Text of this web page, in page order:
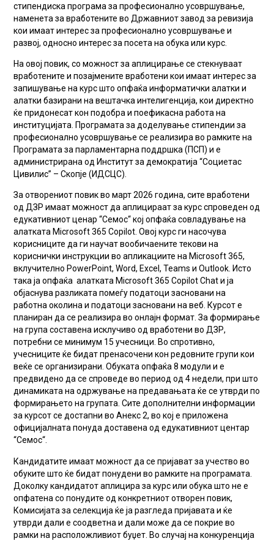
стипендиска програма за професионално усовршување,
наменета за вработените во Државниот завод за ревизија
кои имаат интерес за професионално усовршување и
развој, односно интерес за посета на обука или курс.
На овој повик, со можност за аплицирање се стекнуваат
вработените и позајмените вработени кои имаат интерес за
запишување на курс што опфаќа информатички алатки и
алатки базирани на вештачка интелигенција, кои директно
ќе придонесат кон подобра и поефикасна работа на
институцијата. Програмата за доделување стипендии за
професионално усовршување се реализира во рамките на
Програмата за парламентарна поддршка (ПСП) и е
администрирана од Институт за демократија “Социетас
Цивилис” – Скопје (ИДСЦС).
За отворениот повик во март 2026 година, сите вработени
од ДЗР имаат можност да аплицираат за курс спроведен од
едукативниот ценар “Семос“ кој опфаќа совладување на
алатката Microsoft 365 Copilot. Овој курс ги насочува
корисниците да ги научат вообичаените текови на
кориснички инструкции во апликациите на Microsoft 365,
вклучително PowerPoint, Word, Excel, Teams и Outlook. Исто
така ја опфаќа алатката Microsoft 365 Copilot Chat и ја
објаснува разликата помеѓу податоци засновани на
работна околина и податоци засновани на веб. Курсот е
планиран да се реализира во онлајн формат. За формирање
на група составена исклучиво од вработени во ДЗР,
потребни се минимум 15 учесници. Во спротивно,
учесниците ќе бидат пренасочени кон редовните групи кои
веќе се организирани. Обуката опфаќа 8 модули и е
предвидено да се спроведе во период од 4 недели, при што
динамиката на одржување на предавањата ќе се утврди по
формирањето на групата. Сите дополнителни информации
за курсот се достапни во Анекс 2, во кој е приложена
официјалната понуда доставена од едукативниот центар
“Семос“.
Кандидатите имаат можност да се пријават за учество во
обуките што ќе бидат понудени во рамките на програмата.
Доколку кандидатот аплицира за курс или обука што не е
опфатена со понудите од конкретниот отворен повик,
Комисијата за селекција ќе ја разгледа пријавата и ќе
утврди дали е соодветна и дали може да се покрие во
рамки на расположливиот буџет. Во случај на конкуренција